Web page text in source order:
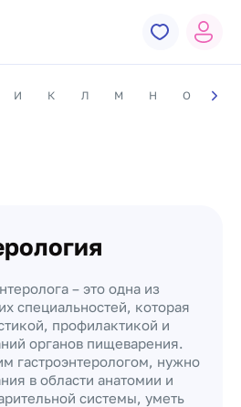
И К Л М Н О П
– это одна из
специальностей, которая
профилактикой и
органов пищеварения.
гастроэнтерологом, нужно
в области анатомии и
системы, уметь